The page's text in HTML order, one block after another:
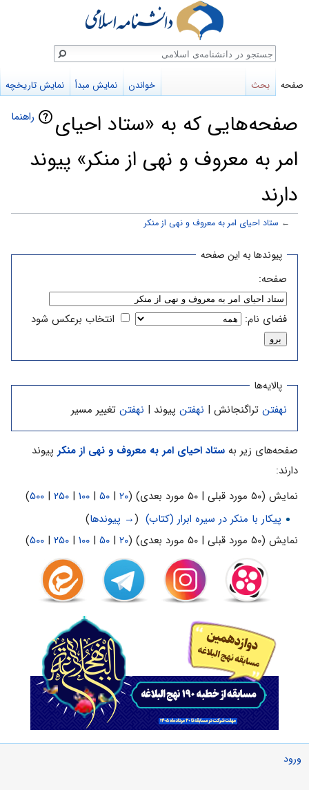
راهنما
صفحه‌هایی که به «ستاد احیای
امر به معروف و نهی از منکر» پیوند
دارند
← ستاد احیای امر به معروف و نهی از منکر
ناوبری
جستجو
پیوندها به این صفحه
صفحه:
فضای نام: انتخاب برعکس شود
پالایه‌ها
نهفتنتراگنجانش | نهفتنپیوند | نهفتنتغییر مسیر
صفحه‌های زیر به ستاد احیای امر به معروف و نهی از منکر پیوند
دارند:
نمایش (۵۰ مورد قبلی | ۵۰ مورد بعدی) (
۲۰ | ۵۰ | ۱۰۰ | ۲۵۰ | ۵۰۰)
پیکار با منکر در سیره ابرار (کتاب)‏
(→ پیوندها)
نمایش (۵۰ مورد قبلی | ۵۰ مورد بعدی) (
۲۰ | ۵۰ | ۱۰۰ | ۲۵۰ | ۵۰۰)
ورود
صفحه بحث خواندن نمایش مبدأ نمایش تاریخچه
جستجو